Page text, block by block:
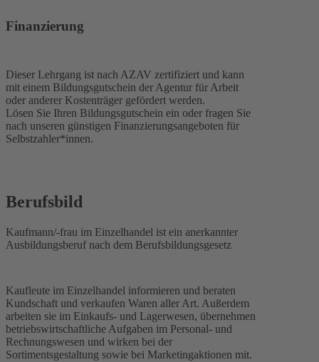
Finanzierung
Dieser Lehrgang ist nach AZAV zertifiziert und kann
mit einem Bildungsgutschein der Agentur für Arbeit
oder anderer Kostenträger gefördert werden.
Lösen Sie Ihren Bildungsgutschein ein oder fragen Sie
nach unseren günstigen Finanzierungsangeboten für
Selbstzahler*innen.
Berufsbild
Kaufmann/-frau im Einzelhandel ist ein anerkannter
Ausbildungsberuf nach dem Berufsbildungsgesetz
Kaufleute im Einzelhandel informieren und beraten
Kundschaft und verkaufen Waren aller Art. Außerdem
arbeiten sie im Einkaufs- und Lagerwesen, übernehmen
betriebswirtschaftliche Aufgaben im Personal- und
Rechnungswesen und wirken bei der
Sortimentsgestaltung sowie bei Marketingaktionen mit.